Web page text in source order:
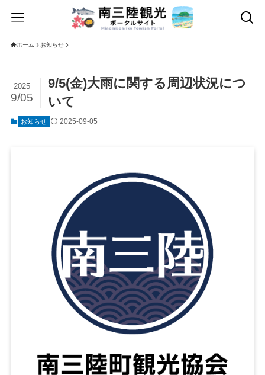
ホーム お知らせ
9/5(金)大雨に関する周辺状況につ
いて
2025
9/05
お知らせ 2025-09-05